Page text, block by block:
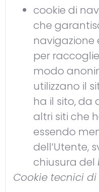
cookie di
che
navigazione
per
modo
utilizzano il
ha il sito, da
altri siti che
essendo
dell’Utente,
chiusura del
Cookie tecnici